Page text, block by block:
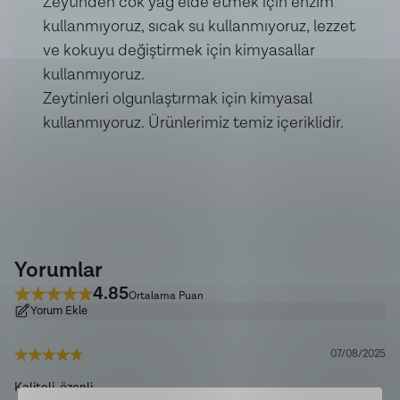
Ürün içeriği: Sofralık Doğal Salamura Siyah Zeytin,
Tuz, Bitkisel Yağ (Mısır Yağı), Zeytinyağı
kullanmıyoruz, sıcak su kullanmıyoruz, lezzet
ve kokuyu değiştirmek için kimyasallar
kullanmıyoruz.
Zeytinleri olgunlaştırmak için kimyasal
kullanmıyoruz. Ürünlerimiz temiz içeriklidir.
Yorumlar
4.85Ortalama Puan
Yorum Ekle
07/08/2025
Kaliteli, özenli